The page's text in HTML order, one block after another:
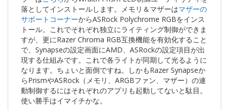
落としてインストールします。メモリ＆マザーはマザーの
サポートコーナーからASRock Polychrome RGBをインス
トール。これでそれぞれ独立にライティング制御ができま
すが、更にRazer Chroma RGB互換機能を有効化すること
で、Synapseの設定画面にAMD、ASRockの設定項目が出
現する仕組みです。これで各ライトが同期して光るように
なります。ちょいと面倒ですね。しかもRazer Synapseか
らPrismやASRock（メモリ、ARGBファン、マザー）の連
動制御するにはそれぞれのアプリも起動してないと駄目。
使い勝手はイマイチかな。